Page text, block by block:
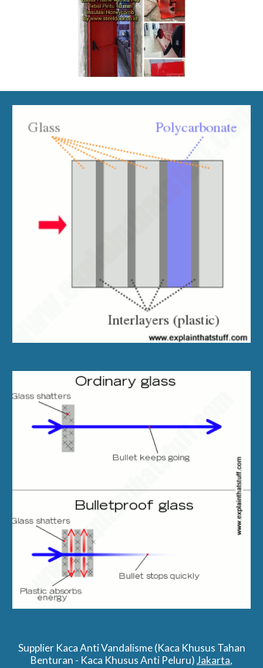
Supplier Kaca Anti Vandalisme (Kaca Khusus Tahan
Benturan - Kaca Khusus Anti Peluru)Jakarta,